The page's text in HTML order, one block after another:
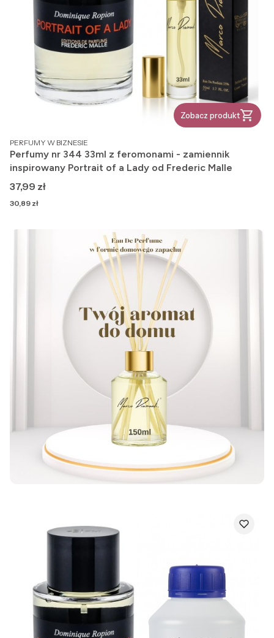
Zobacz produkt
PRODUCENT
PERFUMY W BIZNESIE
Perfumy nr 344 33ml z feromonami - zamiennik
inspirowany Portrait of a Lady od Frederic Malle
Cena
37,99 zł
Cena
30,89 zł